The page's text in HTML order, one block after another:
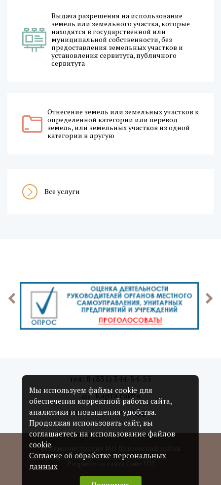
Выдача разрешения на использование
земель или земельного участка, которые
находятся в государственной или
муниципальной собственности, без
предоставления земельных участков и
установления сервитута, публичного
сервитута
Отнесение земель или земельных участков к
определенной категории или перевод
земель, или земельных участков из одной
категории в другую
Все услуги
тел: 8 (831) 344-54-55
Карта сайта
Мы в соцсетях:
© Администрация МО Дивеевский район
Мы используем файлы cookie для
обеспечения корректной работы сайта,
аналитики и повышения удобства.
Продолжая использовать сайт, вы
соглашаетесь на использование файлов
cookie.
Согласие об обработке персональных
данных